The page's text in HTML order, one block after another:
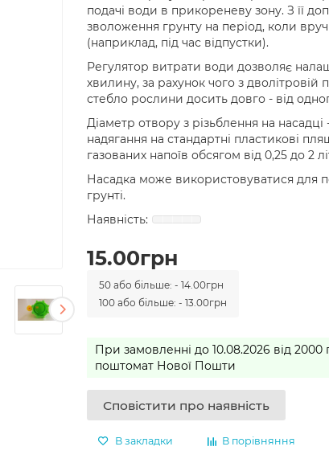
подачі води в прикореневу зону. З її
зволоження грунту на період, коли
(наприклад, під час відпустки).
Регулятор витрати води дозволяє
хвилину, за рахунок чого з
стебло рослини досить довго - від
Діаметр отвору з різьблення на
надягання на стандартні пластикові
газованих напоїв обсягом від 0,25 до 2
Насадка може використовуватися для
грунті.
15.00грн
50 або більше: - 14.00грн
100 або більше: - 13.00грн
При замовленні до 10.08.2026 від
поштомат Нової Пошти
Сповістити про наявність
В закладки В порівняння